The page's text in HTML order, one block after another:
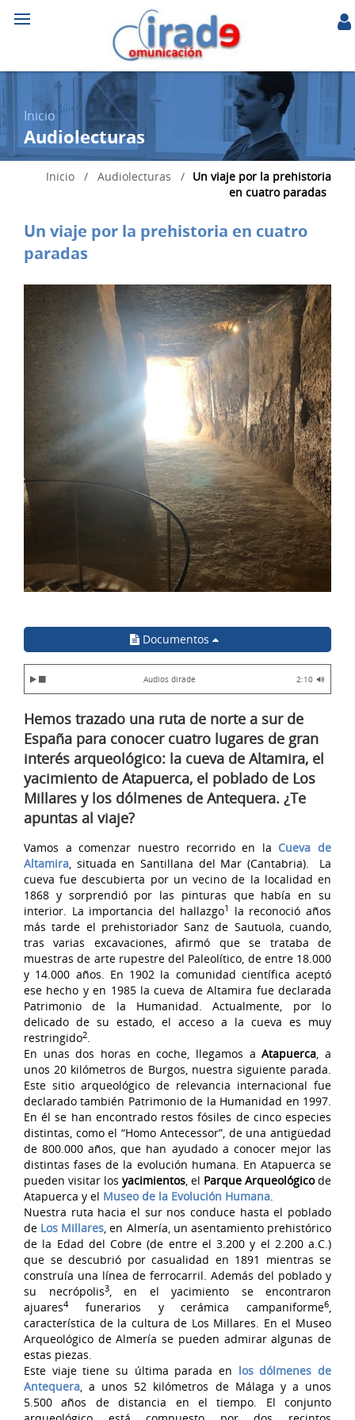
Inicio
Audiolecturas
Inicio / Audiolecturas / Un viaje por la prehistoria
en cuatro paradas
Un viaje por la prehistoria en cuatro
paradas
Documentos
Audios dirade 2:10
Hemos trazado una ruta de norte a sur de
España para conocer cuatro lugares de gran
interés arqueológico: la cueva de Altamira, el
yacimiento de Atapuerca, el poblado de Los
Millares y los dólmenes de Antequera. ¿Te
apuntas al viaje?
Vamos a comenzar nuestro recorrido en la Cueva de
Altamira, situada en Santillana del Mar (Cantabria).
La
cueva fue descubierta por un vecino de la localidad en
1868 y sorprendió por las pinturas que había en su
interior. La importancia del hallazgo1
la reconoció años
más tarde el prehistoriador Sanz de Sautuola, cuando,
tras varias excavaciones, afirmó que se trataba de
muestras de arte rupestre del Paleolítico, de entre 18.000
y 14.000 años. En 1902 la comunidad científica aceptó
ese hecho y en 1985 la cueva de Altamira fue declarada
Patrimonio de la Humanidad. Actualmente, por lo
delicado de su estado, el acceso a la cueva es muy
restringido2.
En unas dos horas en coche, llegamos aAtapuerca, a
unos 20 kilómetros de Burgos, nuestra siguiente parada.
Este sitio arqueológico de relevancia internacional fue
declarado también Patrimonio de la Humanidad en 1997.
En él se han encontrado restos fósiles de cinco especies
distintas, como el “Homo Antecessor”, de una antigüedad
de 800.000 años, que han ayudado a conocer mejor las
distintas fases de la evolución humana. En Atapuerca se
pueden visitar los yacimientos, el Parque Arqueológicode
Atapuerca y el Museo de la Evolución Humana.
Nuestra ruta hacia el sur nos conduce hasta el poblado
de Los Millares, en Almería, un asentamiento prehistórico
de la Edad del Cobre (de entre el 3.200 y el 2.200 a.C.)
que se descubrió por casualidad en 1891 mientras se
construía una línea de ferrocarril. Además del poblado y
su necrópolis3, en el yacimiento se encontraron
ajuares4 funerarios y cerámica campaniforme6,
característica de la cultura de Los Millares. En el Museo
Arqueológico de Almería se pueden admirar algunas de
estas piezas.
Este viaje tiene su última parada en los dólmenes de
Antequera, a unos 52 kilómetros de Málaga y a unos
5.500 años de distancia en el tiempo. El conjunto